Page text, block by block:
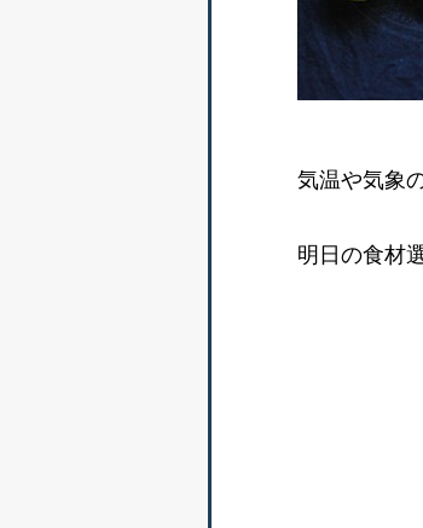
気温や気象
明日の食材